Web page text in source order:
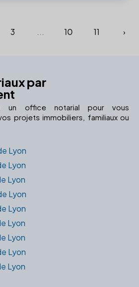
3 ... 10 11 ›
par
un office notarial pour vous
projets immobiliers, familiaux ou
Lyon
Lyon
Lyon
Lyon
Lyon
Lyon
Lyon
Lyon
Lyon